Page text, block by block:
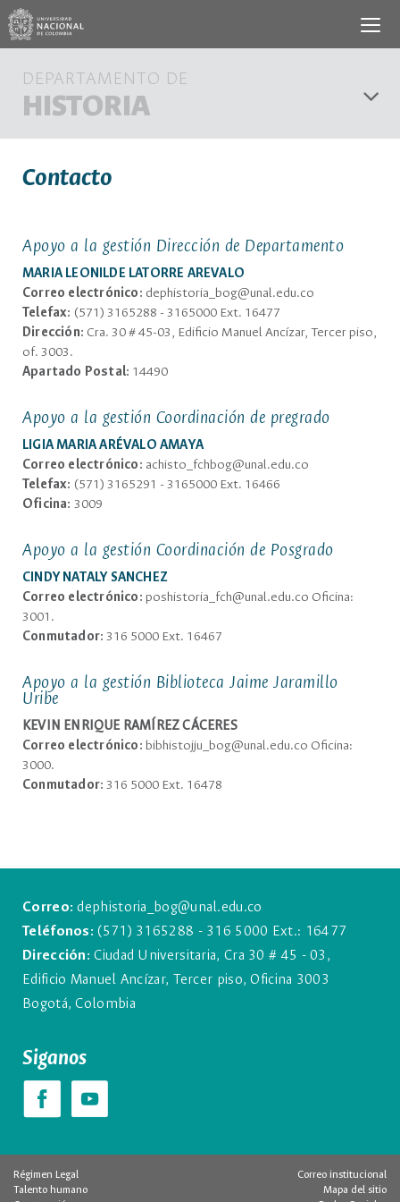
DEPARTAMENTO DE
HISTORIA
Contacto
Apoyo a la gestión Dirección de Departamento
MARIA LEONILDE LATORRE AREVALO
Correo electrónico: dephistoria_bog@unal.edu.co
Telefax: (571) 3165288 - 3165000 Ext. 16477
Dirección: Cra. 30 # 45-03, Edificio Manuel Ancízar, Tercer piso,
of. 3003.
Apartado Postal: 14490
Apoyo a la gestión Coordinación de pregrado
LIGIA MARIA ARÉVALO AMAYA
Correo electrónico: achisto_fchbog@unal.edu.co
Telefax: (571) 3165291 - 3165000 Ext. 16466
Oficina: 3009
Apoyo a la gestión Coordinación de Posgrado
CINDY NATALY SANCHEZ
Correo electrónico: poshistoria_fch@unal.edu.co Oficina:
3001.
Conmutador: 316 5000 Ext. 16467
Apoyo a la gestión Biblioteca Jaime Jaramillo
Uribe
KEVIN ENRIQUE RAMÍREZ CÁCERES
Correo electrónico: bibhistojju_bog@unal.edu.co Oficina:
3000.
Conmutador: 316 5000 Ext. 16478
Correo:dephistoria_bog@unal.edu.co
Teléfonos:(571) 3165288 - 316 5000 Ext.: 16477
Dirección:Ciudad Universitaria, Cra 30 # 45 - 03,
Edificio Manuel Ancízar, Tercer piso, Oficina 3003
Bogotá, Colombia
Siganos
Régimen Legal
Talento humano
Correo institucional
Mapa del sitio